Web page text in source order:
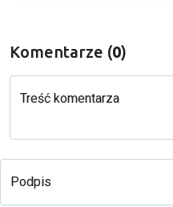
Komentarze (0)
Treść komentarza
Podpis